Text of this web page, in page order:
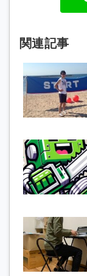
関連記事